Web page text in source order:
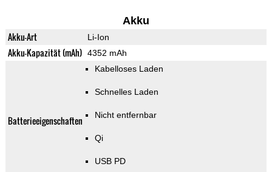
Akku
Akku-Art Li-Ion
Akku-Kapazität (mAh) 4352 mAh
Batterieeigenschaften
Kabelloses Laden
Schnelles Laden
Nicht entfernbar
Qi
USB PD